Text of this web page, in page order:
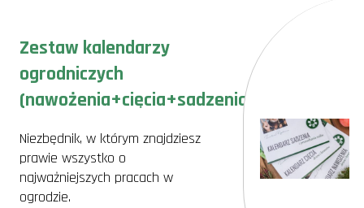
Zestaw kalendarzy
ogrodniczych
(nawożenia+cięcia+sadzenia)
Niezbędnik, w którym znajdziesz
prawie wszystko o
najważniejszych pracach w
ogrodzie.